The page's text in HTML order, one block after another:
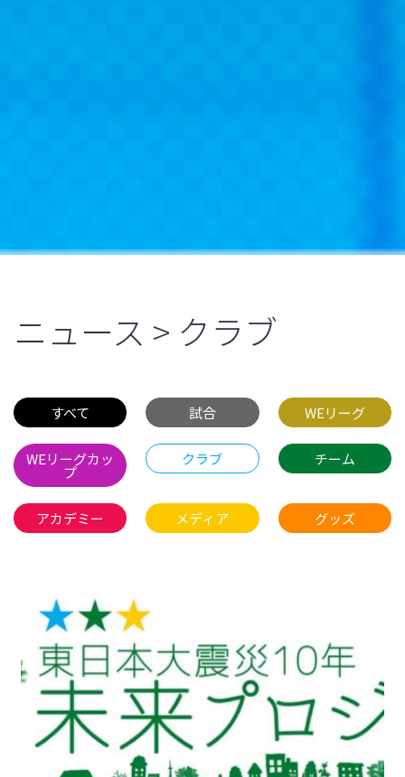
ニュース > クラブ
すべて 試合 WEリーグ
WEリーグカッ
プ
クラブ チーム
アカデミー メディア グッズ